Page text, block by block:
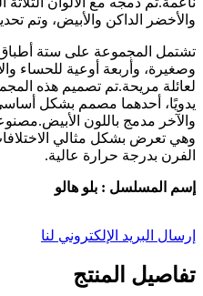
والأخضر الداكن والأبيض، وتم
تشتمل المجموعة على ستة
وصغيرة، وأربعة أوعية للحساء
لعائلة مريحة.تم تصميم هذه
يدويًا، أحدهما مصمم بشكل
والآخر مدمج باللون
وهي تعرض بشكل مثالي
الفرن بدرجة حرارة عالية.
إسم المسلسل : بلو هالو
إرسال البريد الإلكتروني لنا
تفاصيل المنتج